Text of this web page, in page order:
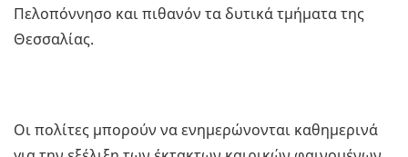
Πελοπόννησο και πιθανόν τα δυτικά τμήματα της
Θεσσαλίας.
Οι πολίτες μπορούν να ενημερώνονται καθημερινά